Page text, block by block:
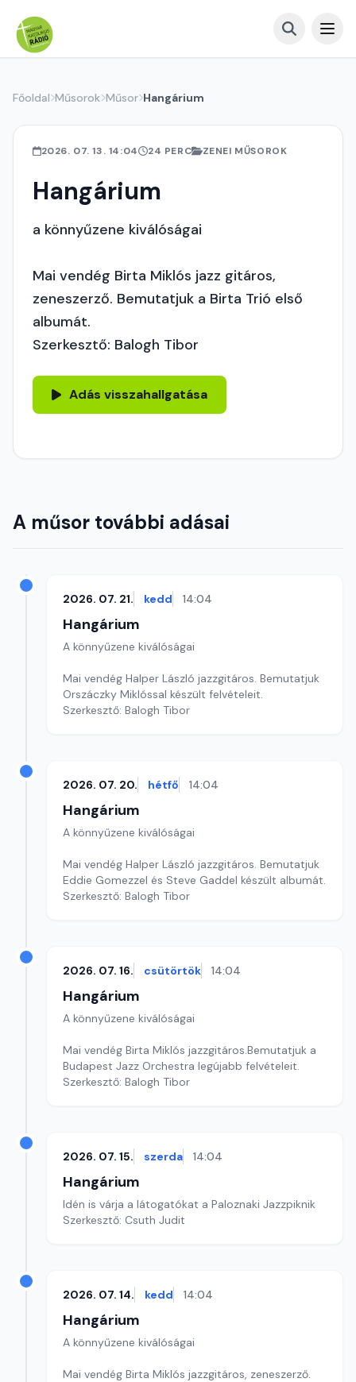
Főoldal Műsorok Műsor Hangárium
2026. 07. 13. 14:04 24 PERC ZENEI MŰSOROK
Hangárium
a könnyűzene kiválóságai
Mai vendég Birta Miklós jazz gitáros,
zeneszerző. Bemutatjuk a Birta Trió első
albumát.
Szerkesztő: Balogh Tibor
Adás visszahallgatása
A műsor további adásai
2026. 07. 21. kedd 14:04
Hangárium
A könnyűzene kiválóságai
Mai vendég Halper László jazzgitáros. Bemutatjuk
Orszáczky Miklóssal készült felvételeit.
Szerkesztő: Balogh Tibor
2026. 07. 20. hétfő 14:04
Hangárium
A könnyűzene kiválóságai
Mai vendég Halper László jazzgitáros. Bemutatjuk
Eddie Gomezzel és Steve Gaddel készült albumát.
Szerkesztő: Balogh Tibor
2026. 07. 16. csütörtök 14:04
Hangárium
A könnyűzene kiválóságai
Mai vendég Birta Miklós jazzgitáros.Bemutatjuk a
Budapest Jazz Orchestra legújabb felvételeit.
Szerkesztő: Balogh Tibor
2026. 07. 15. szerda 14:04
Hangárium
Idén is várja a látogatókat a Paloznaki Jazzpiknik
Szerkesztő: Csuth Judit
2026. 07. 14. kedd 14:04
Hangárium
A könnyűzene kiválóságai
Mai vendég Birta Miklós jazzgitáros, zeneszerző.